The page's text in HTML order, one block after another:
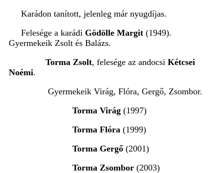
Karádon tanított, jelenleg már nyugdíjas.
Felesége a karádi Gödölle Margit (1949).
Gyermekeik Zsolt és Balázs.
Torma Zsolt, felesége az andocsi Kétcsei
Noémi.
Gyermekeik Virág, Flóra, Gergő, Zsombor.
Torma Virág (1997)
Torma Flóra (1999)
Torma Gergő (2001)
Torma Zsombor (2003)